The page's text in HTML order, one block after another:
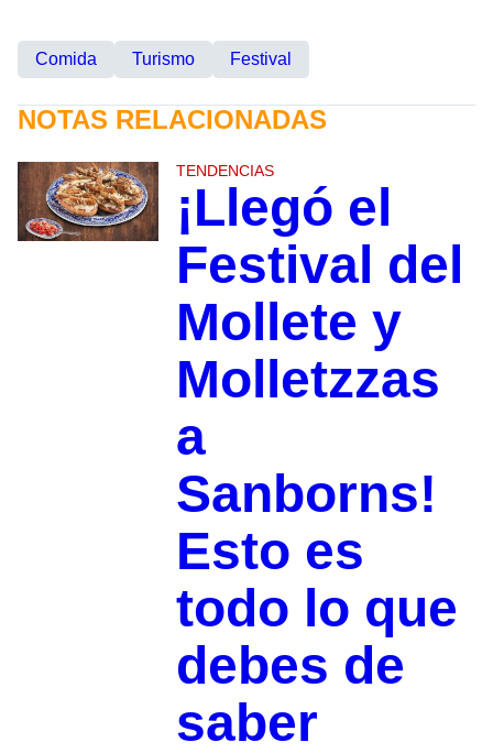
Comida Turismo Festival
NOTAS RELACIONADAS
TENDENCIAS
¡Llegó el
Festival del
Mollete y
Molletzzas
a
Sanborns!
Esto es
todo lo que
debes de
saber